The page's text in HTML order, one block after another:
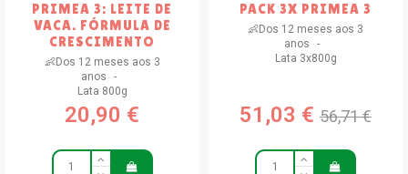
PRIMEA 3: LEITE DE
VACA. FÓRMULA DE
CRESCIMENTO
👶Dos 12 meses aos 3
anos
Lata 800g
20,90 €
PACK 3X PRIMEA 3
👶Dos 12 meses aos 3
anos
Lata 3x800g
51,03 €56,71 €